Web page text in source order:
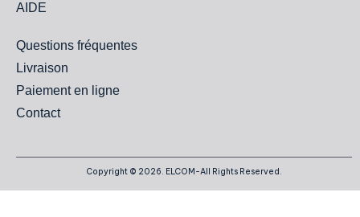
AIDE
Questions fréquentes
Livraison
Paiement en ligne
Contact
Copyright © 2026. ELCOM-All Rights Reserved.